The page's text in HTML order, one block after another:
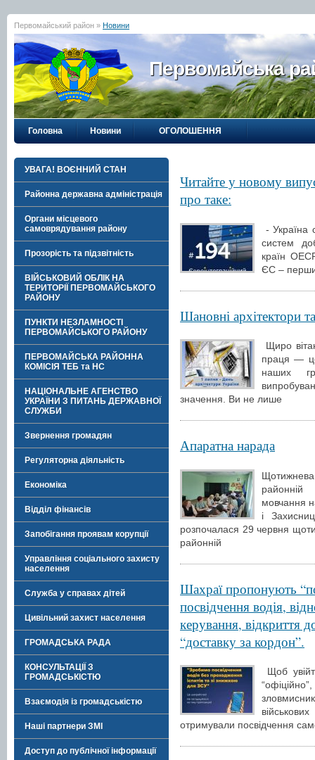
Первомайський район » Новини
Первомайська
Головна Новини ОГОЛОШЕННЯ
УВАГА! ВОЄННИЙ СТАН
Районна державна адміністрація
Органи місцевого
самоврядування району
Прозорість та підзвітність
ВІЙСЬКОВИЙ ОБЛІК НА
ТЕРИТОРІЇ ПЕРВОМАЙСЬКОГО
РАЙОНУ
ПУНКТИ НЕЗЛАМНОСТІ
ПЕРВОМАЙСЬКОГО РАЙОНУ
ПЕРВОМАЙСЬКА РАЙОННА
КОМІСІЯ ТЕБ та НС
НАЦІОНАЛЬНЕ АГЕНСТВО
УКРАЇНИ З ПИТАНЬ ДЕРЖАВНОЇ
СЛУЖБИ
Звернення громадян
Регуляторна діяльність
Економіка
Відділ фінансів
Запобігання проявам корупції
Управління соціального захисту
населення
Служба у справах дітей
Цивільний захист населення
ГРОМАДСЬКА РАДА
КОНСУЛЬТАЦІЇ З
ГРОМАДСЬКІСТЮ
Взаємодія із громадськістю
Наші партнери ЗМІ
Доступ до публічної інформації
Читайте у новому
про таке:
- Україна
систем
країн
ЄС –
Шановні архітектори
Щиро
праця —
наших
значення. Ви не лише
Апаратна нарада
районній
мовчання
і
розпочалася 29 червня
районній
Шахраї пропонують
посвідчення водія,
керування, відкриття
“доставку за кордон”.
Щоб
отримували посвідчення